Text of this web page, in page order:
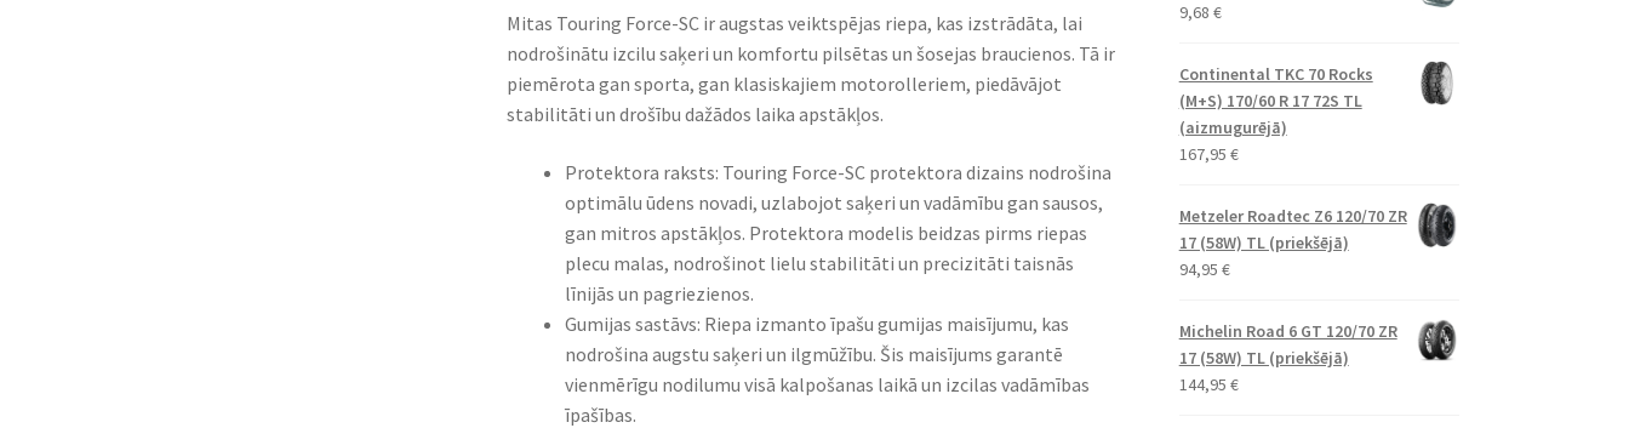
Mitas Touring Force-SC ir augstas veiktspējas riepa, kas izstrādāta, lai
nodrošinātu izcilu saķeri un komfortu pilsētas un šosejas braucienos. Tā ir
piemērota gan sporta, gan klasiskajiem motorolleriem, piedāvājot
stabilitāti un drošību dažādos laika apstākļos.
Protektora raksts: Touring Force-SC protektora dizains nodrošina
optimālu ūdens novadi, uzlabojot saķeri un vadāmību gan sausos,
gan mitros apstākļos. Protektora modelis beidzas pirms riepas
plecu malas, nodrošinot lielu stabilitāti un precizitāti taisnās
līnijās un pagriezienos.
Gumijas sastāvs: Riepa izmanto īpašu gumijas maisījumu, kas
nodrošina augstu saķeri un ilgmūžību. Šis maisījums garantē
vienmērīgu nodilumu visā kalpošanas laikā un izcilas vadāmības
īpašības.
9,68 €
Continental TKC 70 Rocks
(M+S) 170/60 R 17 72S TL
(aizmugurējā)
167,95 €
Metzeler Roadtec Z6 120/70 ZR
17 (58W) TL (priekšējā)
94,95 €
Michelin Road 6 GT 120/70 ZR
17 (58W) TL (priekšējā)
144,95 €